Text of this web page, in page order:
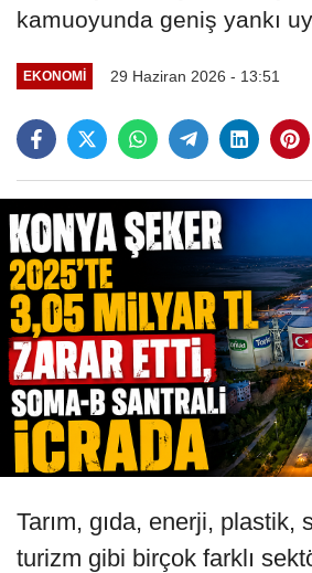
kamuoyunda geniş yankı
EKONOMI 29 Haziran 2026 - 13:51
Tarım, gıda, enerji, plastik,
turizm gibi birçok farklı